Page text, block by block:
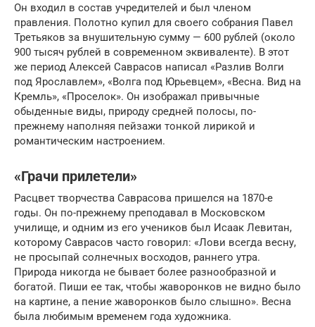
Он входил в состав учредителей и был членом
правления. Полотно купил для своего собрания Павел
Третьяков за внушительную сумму — 600 рублей (около
900 тысяч рублей в современном эквиваленте). В этот
же период Алексей Саврасов написал «Разлив Волги
под Ярославлем», «Волга под Юрьевцем», «Весна. Вид на
Кремль», «Проселок». Он изображал привычные
обыденные виды, природу средней полосы, по-
прежнему наполняя пейзажи тонкой лирикой и
романтическим настроением.
«Грачи прилетели»
Расцвет творчества Саврасова пришелся на 1870-е
годы. Он по-прежнему преподавал в Московском
училище, и одним из его учеников был Исаак Левитан,
которому Саврасов часто говорил: «Лови всегда весну,
не просыпай солнечных восходов, раннего утра.
Природа никогда не бывает более разнообразной и
богатой. Пиши ее так, чтобы жаворонков не видно было
на картине, а пение жаворонков было слышно». Весна
была любимым временем года художника.